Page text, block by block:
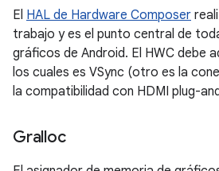
El HAL de Hardware Composer
trabajo y es el punto central de
gráficos de Android. El HWC debe
los cuales es VSync (otro es la
la compatibilidad con HDMI plug-
Gralloc